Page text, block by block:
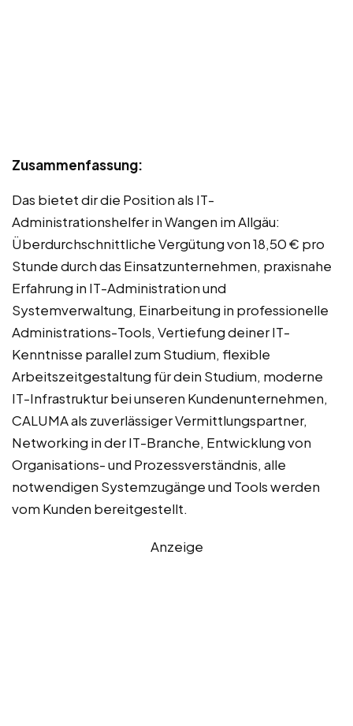
Zusammenfassung:
Das bietet dir die Position als IT-
Administrationshelfer in Wangen im Allgäu:
Überdurchschnittliche Vergütung von 18,50 € pro
Stunde durch das Einsatzunternehmen, praxisnahe
Erfahrung in IT-Administration und
Systemverwaltung, Einarbeitung in professionelle
Administrations-Tools, Vertiefung deiner IT-
Kenntnisse parallel zum Studium, flexible
Arbeitszeitgestaltung für dein Studium, moderne
IT-Infrastruktur bei unseren Kundenunternehmen,
CALUMA als zuverlässiger Vermittlungspartner,
Networking in der IT-Branche, Entwicklung von
Organisations- und Prozessverständnis, alle
notwendigen Systemzugänge und Tools werden
vom Kunden bereitgestellt.
Anzeige